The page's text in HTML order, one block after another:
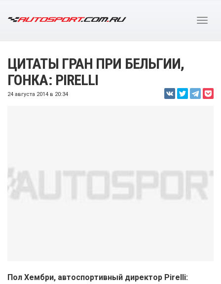
ЦИТАТЫ ГРАН ПРИ БЕЛЬГИИ,
ГОНКА: PIRELLI
24 августа 2014 в 20:34
Пол Хембри, автоспортивный директор Pirelli: